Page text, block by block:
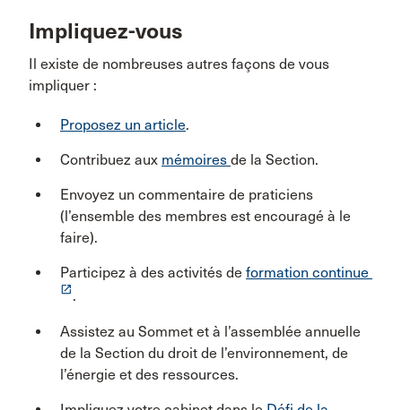
Impliquez-vous
Il existe de nombreuses autres façons de vous
impliquer :
Proposez un article.
Contribuez aux mémoires de la Section.
Envoyez un commentaire de praticiens
(l’ensemble des membres est encouragé à le
faire).
Participez à des activités de formation continue
launch .
Assistez au Sommet et à l’assemblée annuelle
de la Section du droit de l’environnement, de
l’énergie et des ressources.